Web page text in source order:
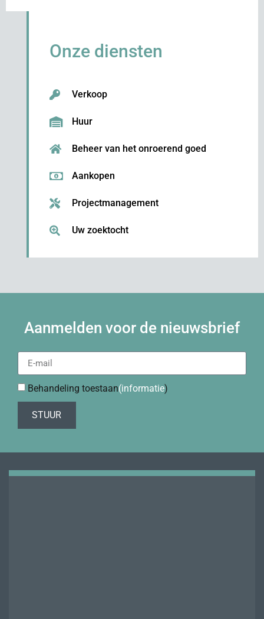
Onze diensten
Verkoop
Huur
Beheer van het onroerend goed
Aankopen
Projectmanagement
Uw zoektocht
Aanmelden voor de nieuwsbrief
Behandeling toestaan(informatie)
STUUR